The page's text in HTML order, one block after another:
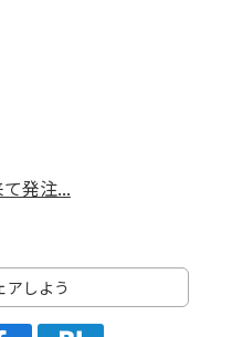
発注...
アしよう